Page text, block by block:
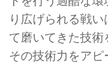
り広げられる戦
て磨いてきた技術
その技術力をアピ